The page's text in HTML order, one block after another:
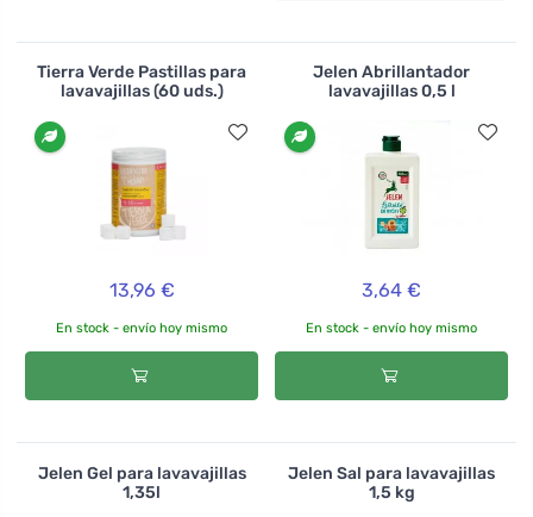
Tierra Verde Pastillas para
lavavajillas (60 uds.)
13,96 €
En stock - envío hoy mismo
Jelen Abrillantador
lavavajillas 0,5 l
3,64 €
En stock - envío hoy mismo
Jelen Gel para lavavajillas
1,35l
Jelen Sal para lavavajillas
1,5 kg